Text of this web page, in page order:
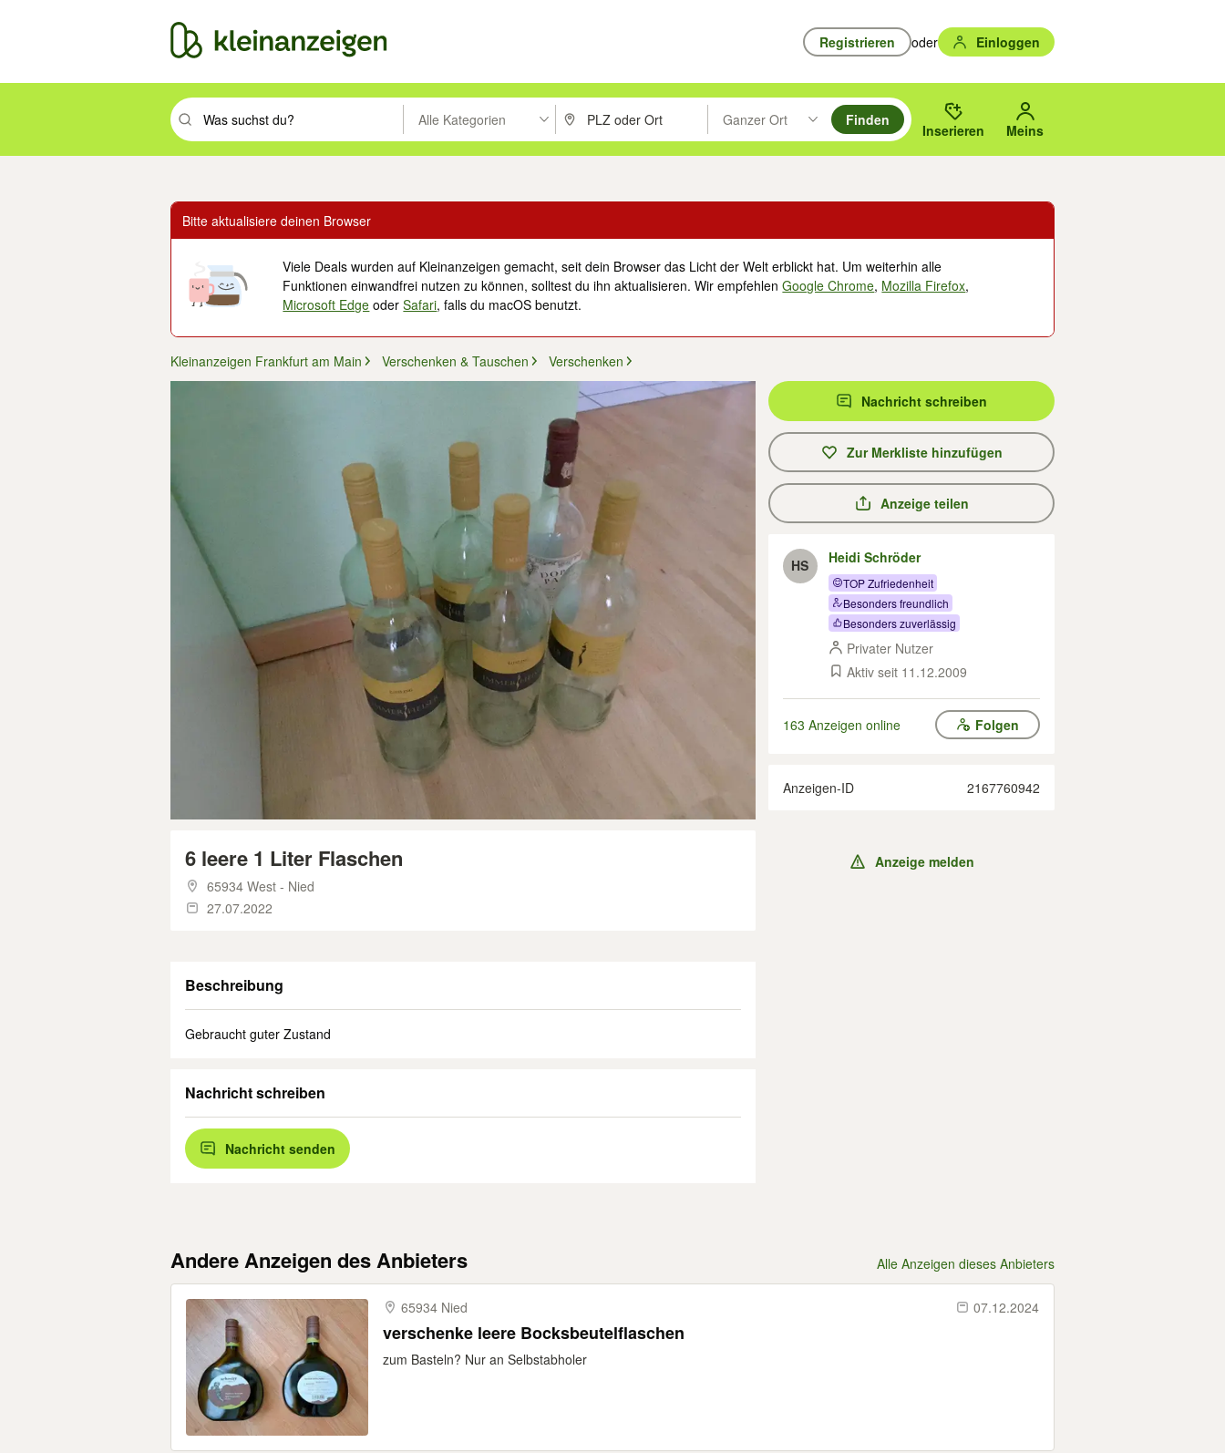
Registrieren oder Einloggen
Suchbegriff eingeben. Eingabetaste drücken um zu suchen, oder Vorschläge mit den Pfeiltasten nach oben/unten durchsuchen und mit Eingabetaste auswählen.
Alle Kategorien PLZ oder Ort eingeben. Eingabetaste drücken um zu suchen, oder Vorschläge mit den Pfeiltasten nach oben/
Ganzer Ort
Suche im Umkreis des gewählten Orts oder PLZ.
Finden
Inserieren Meins
Bitte aktualisiere deinen Browser
Viele Deals wurden auf Kleinanzeigen gemacht, seit dein Browser das Licht der Welt erblickt hat. Um weiterhin alle
Funktionen einwandfrei nutzen zu können, solltest du ihn aktualisieren. Wir empfehlenGoogle Chrome, Mozilla Firefox,
Microsoft Edge oderSafari, falls du macOS benutzt.
Kleinanzeigen Frankfurt am Main Verschenken & Tauschen Verschenken
6 leere 1 Liter Flaschen
65934 West - Nied
27.07.2022
Beschreibung
Gebraucht guter Zustand
Nachricht schreiben
Nachricht senden
Nachricht schreiben
Zur Merkliste hinzufügen
Anzeige teilen
HS Heidi Schröder
TOP Zufriedenheit
Besonders freundlich
Besonders zuverlässig
Privater Nutzer
Aktiv seit 11.12.2009
163 Anzeigen online Folgen
Anzeigen-ID 2167760942
Anzeige melden
Andere Anzeigen des Anbieters Alle Anzeigen dieses Anbieters
65934 Nied 07.12.2024
verschenke leere Bocksbeutelflaschen
zum Basteln? Nur an Selbstabholer